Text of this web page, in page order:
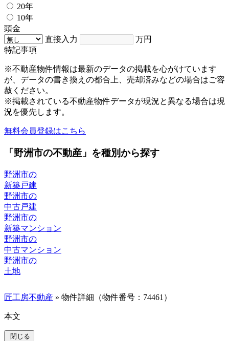
20年
10年
頭金
直接入力
万円
特記事項
※不動産物件情報は最新のデータの掲載を心がけています
が、データの書き換えの都合上、売却済みなどの場合はご容
赦ください。
※掲載されている不動産物件データが現況と異なる場合は現
況を優先します。
無料会員登録はこちら
「野洲市の不動産」を種別から探す
野洲市の
新築戸建
野洲市の
中古戸建
野洲市の
新築マンション
野洲市の
中古マンション
野洲市の
土地
匠工房不動産 » 物件詳細（物件番号：74461）
本文
閉じる